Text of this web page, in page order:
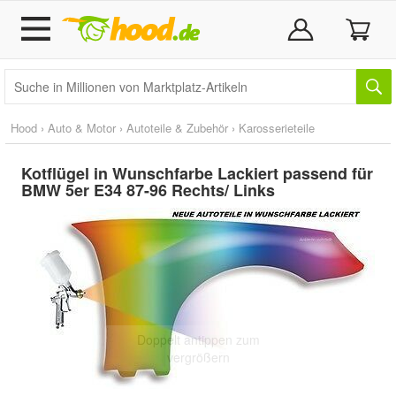
Hood › Auto & Motor › Autoteile & Zubehör › Karosserieteile
Kotflügel in Wunschfarbe Lackiert passend für
BMW 5er E34 87-96 Rechts/ Links
Doppelt antippen zum
vergrößern